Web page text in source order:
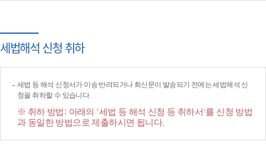
세법해석 신청 취하
세법 등 해석 신청서가 이송·반려되거나 회신문이 발송되기 전에는 세법해석 신
청을 취하할 수 있습니다.
※ 취하 방법: 아래의 '세법 등 해석 신청 등 취하서'를 신청 방법
과 동일한 방법으로 제출하시면 됩니다.